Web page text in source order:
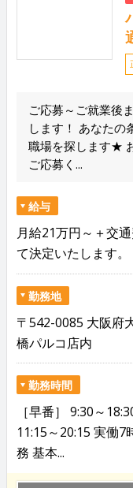
ご応募～ご就業後
します！ あなたの
職場を探します★
ご応募く...
給与
月給21万円～＋交
て決定いたします。
勤務地
〒542-0085 大阪府
橋パルコ店内
勤務時間
［早番］ 9:30～
11:15～20:15 実働
務 基本...